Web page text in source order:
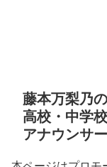
藤本万梨乃
高校・中学
アナウンサー